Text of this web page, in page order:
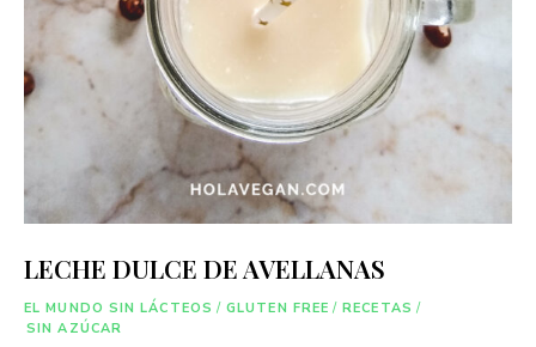
LECHE DULCE DE AVELLANAS
EL MUNDO SIN LÁCTEOS / GLUTEN FREE / RECETAS /
SIN AZÚCAR